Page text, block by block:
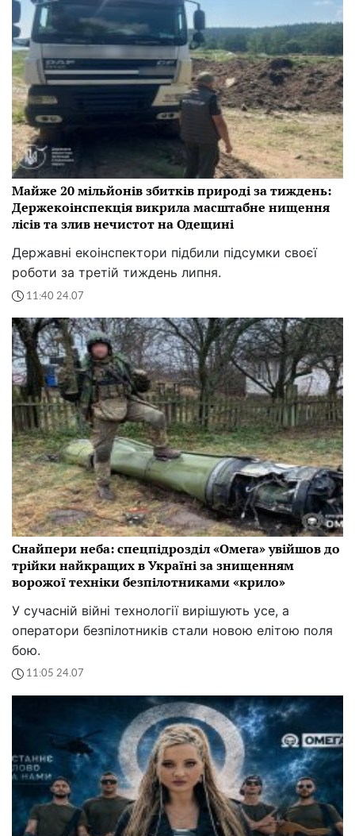
Майже 20 мільйонів збитків природі за тиждень:
Держекоінспекція викрила масштабне нищення
лісів та злив нечистот на Одещині
Державні екоінспектори підбили підсумки своєї
роботи за третій тиждень липня.
11:40 24.07
Снайпери неба: спецпідрозділ «Омега» увійшов до
трійки найкращих в Україні за знищенням
ворожої техніки безпілотниками «крило»
У сучасній війні технології вирішують усе, а
оператори безпілотників стали новою елітою поля
бою.
11:05 24.07